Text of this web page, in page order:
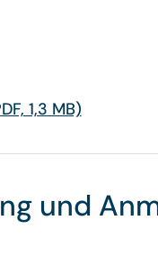
1,3 MB)
und